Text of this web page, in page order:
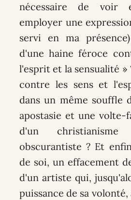
nécessaire de voir
employer une
servi en ma
d'une haine féroce
l'esprit et la sensualité »
contre les sens et
dans un même souffle
apostasie et une volte-
d'un
obscurantiste ? Et
de soi, un effacement
d'un artiste qui,
puissance de sa